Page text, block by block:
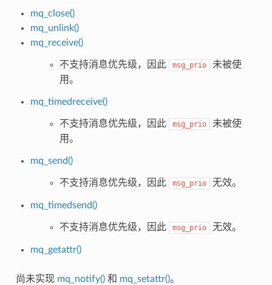
mq_close()
mq_unlink()
mq_receive()
不支持消息优先级，因此 msg_prio
未被使
用。
mq_timedreceive()
不支持消息优先级，因此 msg_prio
未被使
用。
mq_send()
不支持消息优先级，因此 msg_prio 无效。
mq_timedsend()
不支持消息优先级，因此 msg_prio 无效。
mq_getattr()
尚未实现 mq_notify()和 mq_setattr()。